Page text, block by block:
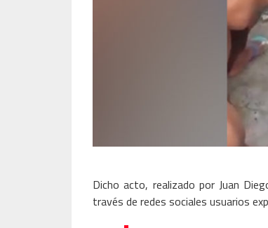
Dicho acto, realizado por Juan
través de redes sociales usuarios